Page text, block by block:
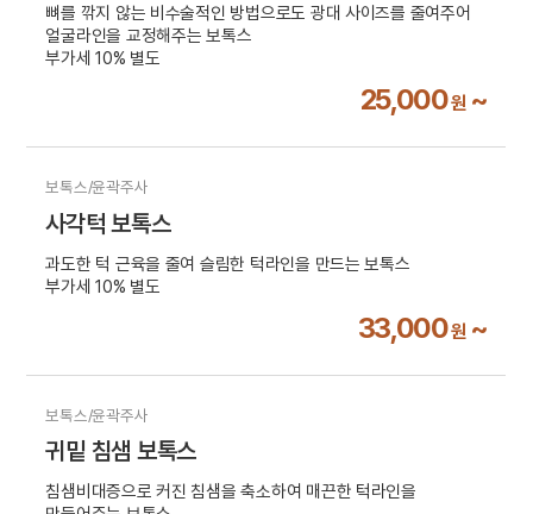
뼈를 깎지 않는 비수술적인 방법으로도 광대 사이즈를 줄여주어
얼굴라인을 교정해주는 보톡스
부가세 10% 별도
25,000원 ~
보톡스/윤곽주사
사각턱 보톡스
과도한 턱 근육을 줄여 슬림한 턱라인을 만드는 보톡스
부가세 10% 별도
33,000원 ~
보톡스/윤곽주사
귀밑 침샘 보톡스
침샘비대증으로 커진 침샘을 축소하여 매끈한 턱라인을